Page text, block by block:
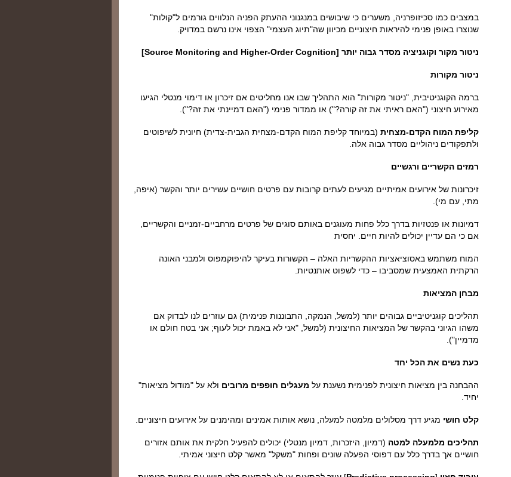
במצבים כמו סכיזופרניה, משערים כי שיבושים במנגנוני ההעתק הפניה הנלווים גורמים ל"קולות"
שנוצרו באופן פנימי להיראות חיצוניים מכיוון שה"תיוג העצמי" הצפוי אינו נרשם במדויק.
ניטור מקור וקוגניציה מסדר גבוה יותר [Source Monitoring and Higher-Order Cognition]
ניטור מקורות
ברמה הקוגניטיבית, "ניטור מקורות" הוא התהליך שבו אנו מחליטים אם זיכרון או דימוי מנטלי הגיעו
מאירוע חיצוני ("האם ראיתי את זה קורה?") או ממדור פנימי ("האם דמיינתי את זה?").
קליפת המוח הקדם-מצחית (במיוחד קליפת המוח הקדם-מצחית הגבית-צדית) חיונית לשיפוטים
ולתפקודים ניהוליים מסדר גבוה אלה.
רמזים הקשריים ורגשיים
זיכרונות של אירועים אמיתיים מגיעים לעתים קרובות עם פרטים חושיים עשירים יותר והקשר (איפה,
מתי, עם מי).
דמיונות או פנטזיות בדרך כלל פחות מעוגנים באותם סוגים של פרטים מרחביים-זמניים והקשריים,
אם כי הם עדיין יכולים להיות חיים. יחסית
המוח משתמש באסוציאציות ההקשריות האלה – הקשורות בעיקר להיפוקמפוס ולמבני האונה
הרקתית האמצעית שמסביבו – כדי לשפוט אותנטיות.
מבחן המציאות
תהליכים קוגניטיביים גבוהים יותר (למשל, הנמקה, התבוננות פנימית) גם עוזרים לנו לבדוק אם
משהו הגיוני בהקשר של המציאות החיצונית (למשל, "אני לא באמת יכול לעוף; אני בטח חולם או
מדמיין").
כעת נשים את הכל יחד
ההבחנה בין מציאות חיצונית לפנימית נשענת על מעגלים חופפים מרובים ולא על "מודול מציאות"
יחיד.
קלט חושי מגיע דרך מסלולים מלמטה למעלה, נושא אותות אמינים ומהימנים על אירועים חיצוניים.
תהליכים מלמעלה למטה (דמיון, היזכרות, דמיון מנטלי) יכולים להפעיל חלקית את אותם אזורים
חושיים אך בדרך כלל עם דפוסי הפעלה שונים ופחות "משקל" מאשר קלט חיצוני אמיתי.